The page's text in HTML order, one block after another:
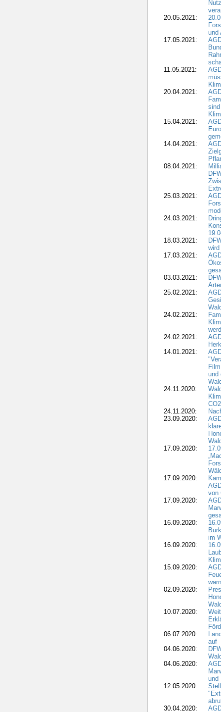
20.05.2021:
und
17.05.2021:
11.05.2021:
20.04.2021:
15.04.2021:
14.04.2021:
08.04.2021:
25.03.2021:
24.03.2021:
18.03.2021:
17.03.2021:
03.03.2021:
25.02.2021:
24.02.2021:
24.02.2021:
14.01.2021:
und
24.11.2020:
24.11.2020:
23.09.2020:
17.09.2020:
17.09.2020:
von
17.09.2020:
16.09.2020:
im
16.09.2020:
15.09.2020:
02.09.2020:
10.07.2020:
06.07.2020:
auf
04.06.2020:
04.06.2020:
und
12.05.2020:
30.04.2020: